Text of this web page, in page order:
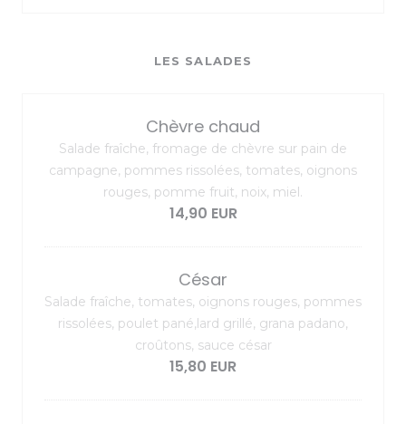
LES SALADES
Chèvre chaud
Salade fraîche, fromage de chèvre sur pain de
campagne, pommes rissolées, tomates, oignons
rouges, pomme fruit, noix, miel.
14,90 EUR
César
Salade fraîche, tomates, oignons rouges, pommes
rissolées, poulet pané,lard grillé, grana padano,
croûtons, sauce césar
15,80 EUR